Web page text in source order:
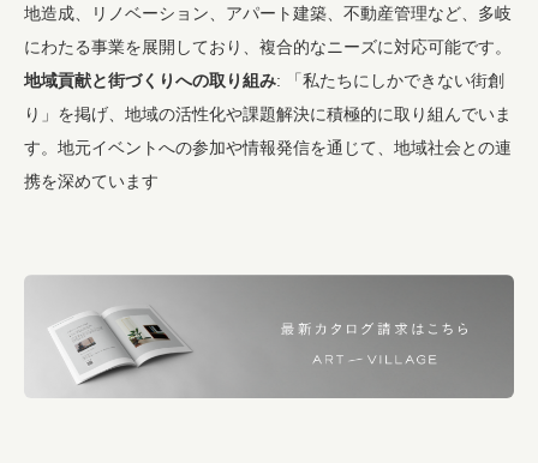
地造成、リノベーション、アパート建築、不動産管理など、多岐
にわたる事業を展開しており、複合的なニーズに対応可能です。
地域貢献と街づくりへの取り組み: 「私たちにしかできない街創
り」を掲げ、地域の活性化や課題解決に積極的に取り組んでいま
す。地元イベントへの参加や情報発信を通じて、地域社会との連
携を深めています